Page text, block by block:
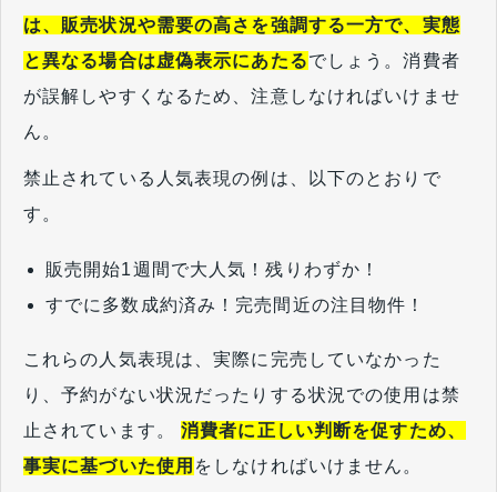
は、販売状況や需要の高さを強調する一方で、実態
と異なる場合は虚偽表示にあたるでしょう。消費者
が誤解しやすくなるため、注意しなければいけませ
ん。
禁止されている人気表現の例は、以下のとおりで
す。
販売開始1週間で大人気！残りわずか！
すでに多数成約済み！完売間近の注目物件！
これらの人気表現は、実際に完売していなかった
り、予約がない状況だったりする状況での使用は禁
止されています。消費者に正しい判断を促すため、
事実に基づいた使用 をしなければいけません。